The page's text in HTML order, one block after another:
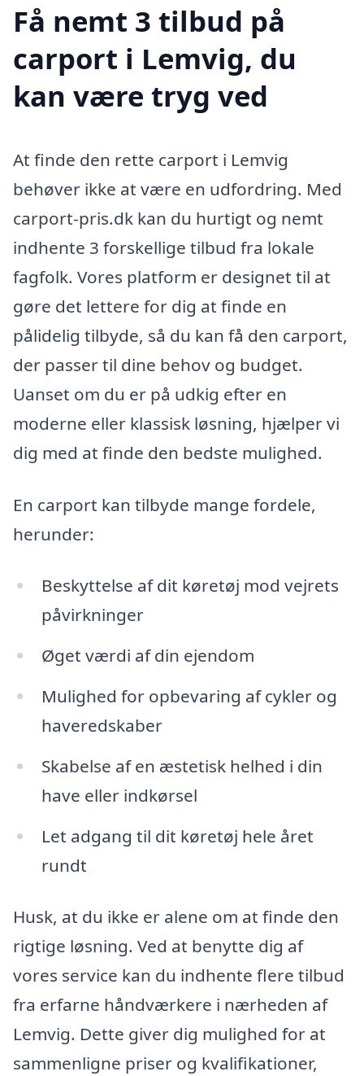
Få nemt 3 tilbud på
carport i Lemvig, du
kan være tryg ved
At finde den rette carport i Lemvig
behøver ikke at være en udfordring. Med
carport-pris.dk kan du hurtigt og nemt
indhente 3 forskellige tilbud fra lokale
fagfolk. Vores platform er designet til at
gøre det lettere for dig at finde en
pålidelig tilbyde, så du kan få den carport,
der passer til dine behov og budget.
Uanset om du er på udkig efter en
moderne eller klassisk løsning, hjælper vi
dig med at finde den bedste mulighed.
En carport kan tilbyde mange fordele,
herunder:
Beskyttelse af dit køretøj mod vejrets
påvirkninger
Øget værdi af din ejendom
Mulighed for opbevaring af cykler og
haveredskaber
Skabelse af en æstetisk helhed i din
have eller indkørsel
Let adgang til dit køretøj hele året
rundt
Husk, at du ikke er alene om at finde den
rigtige løsning. Ved at benytte dig af
vores service kan du indhente flere tilbud
fra erfarne håndværkere i nærheden af
Lemvig. Dette giver dig mulighed for at
sammenligne priser og kvalifikationer,